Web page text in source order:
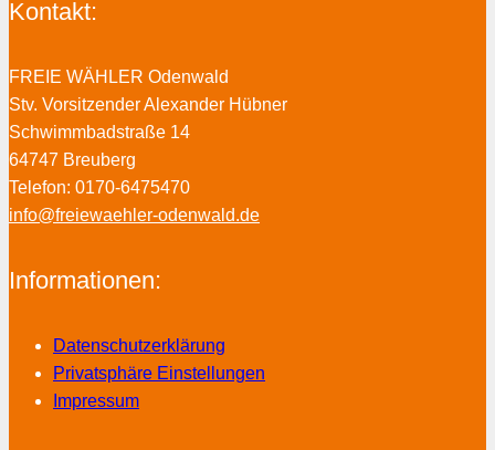
Kontakt:
FREIE WÄHLER Odenwald
Stv. Vorsitzender Alexander Hübner
Schwimmbadstraße 14
64747 Breuberg
Telefon: 0170-6475470
info@freiewaehler-odenwald.de
Informationen:
Datenschutzerklärung
Privatsphäre Einstellungen
Impressum